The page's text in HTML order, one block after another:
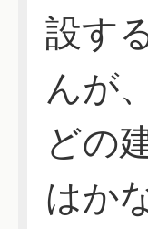
設す
んが
どの
はか